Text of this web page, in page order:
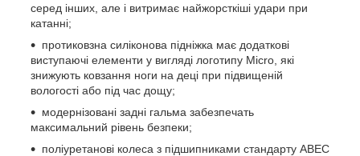
серед інших, але і витримає найжорсткіші удари при
катанні;
протиковзна силіконова підніжка має додаткові
виступаючі елементи у вигляді логотипу Micro, які
знижують ковзання ноги на деці при підвищеній
вологості або під час дощу;
модернізовані задні гальма забезпечать
максимальний рівень безпеки;
поліуретанові колеса з підшипниками стандарту АВЕС